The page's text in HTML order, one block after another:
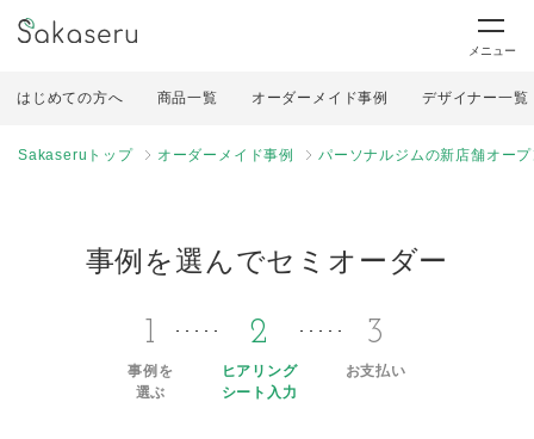
メニュー
はじめての方へ 商品一覧 オーダーメイド事例 デザイナー一覧
Sakaseruトップ オーダーメイド事例 パーソナルジムの新店舗オー
事例を選んでセミオーダー
1
事例を
選ぶ
2
ヒアリング
シート入力
3
お支払い